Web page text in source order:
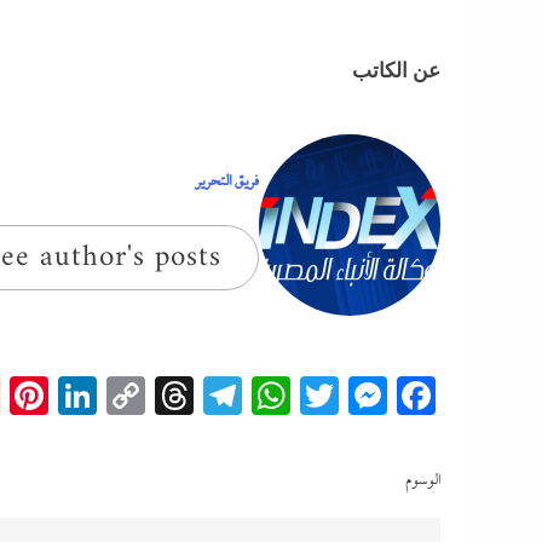
عن الكاتب
فريق التحرير
author's posts
Facebook
Messenger
Twitter
WhatsApp
Telegram
Threads
Copy
الوسوم